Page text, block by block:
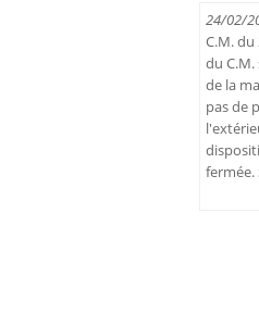
24/02/
C.M.
du
de la
pas de
fermée.